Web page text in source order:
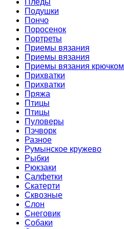
Пледы
Подушки
Пончо
Поросенок
Портреты
Приемы вязания
Приемы вязания
Приемы вязания крючком
Прихватки
Прихватки
Пряжа
Птицы
Птицы
Пуловеры
Пэчворк
Разное
Румынское кружево
Рыбки
Рюкзаки
Салфетки
Скатерти
Сквозные
Слон
Снеговик
Собаки